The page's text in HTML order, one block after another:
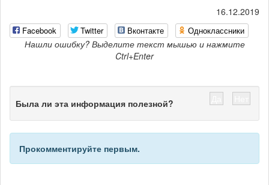
16.12.2019
Facebook Twitter Вконтакте Одноклассники
Нашли ошибку? Выделите текст мышью и нажмите
Ctrl+Enter
Была ли эта информация полезной?
Прокомментируйте первым.